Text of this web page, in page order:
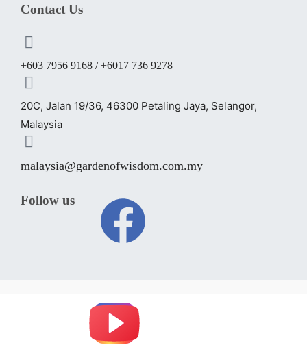
Contact Us
+603 7956 9168 / +6017 736 9278
20C, Jalan 19/36, 46300 Petaling Jaya, Selangor,
Malaysia
malaysia@gardenofwisdom.com.my
Follow us